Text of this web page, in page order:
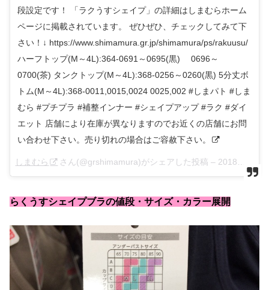
段設定です！ 「ラクうすシェイプ」の詳細はしまむらホーム
ページに掲載されています。 ぜひぜひ、チェックしてみて下
さい！↓ https://www.shimamura.gr.jp/shimamura/ps/rakuusu/
ハーフトップ(M～4L):364-0691～0695(黒) 0696～
0700(茶) タンクトップ(M～4L):368-0256～0260(黒) 5分丈ボ
トム(M～4L):368-0011,0015,0024 0025,002 #しまパト #しま
むら #プチプラ #補整インナー #シェイプアップ #ラク #ダイ
エット 店舗により在庫が異なりますのでお近くの店舗にお問
い合わせ下さい。売り切れの場合はご容赦下さい。
しまむら さん(@grshimamura)がシェアした投稿 – 2018年 2月月6日午後5時26分PST
らくうすシェイプブラの値段・サイズ・カラー展開